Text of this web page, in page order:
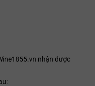
nhận được